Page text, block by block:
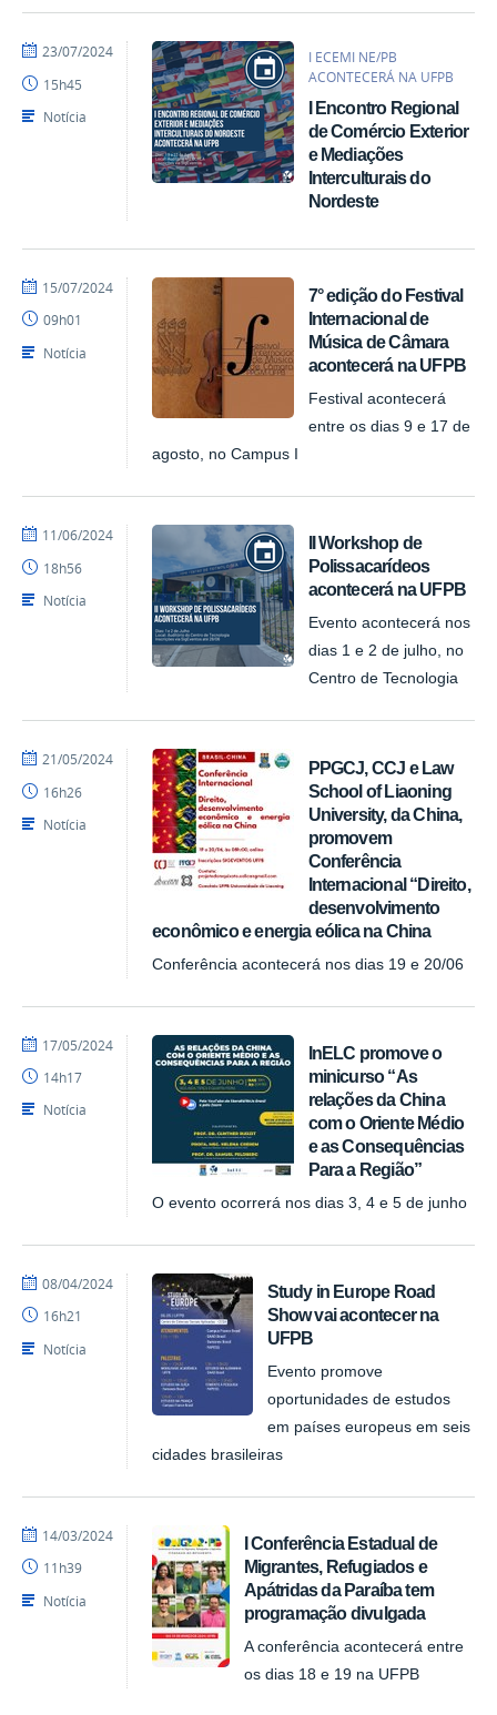
I ECEMI NE/PB
ACONTECERÁ NA UFPB
I Encontro Regional
de Comércio Exterior
e Mediações
Interculturais do
Nordeste
por
publicado
23/07/2024
15h45
Notícia
7° edição do Festival
Internacional de
Música de Câmara
acontecerá na UFPB
Festival acontecerá
entre os dias 9 e 17 de
agosto, no Campus I
por
publicado
15/07/2024
09h01
Notícia
II Workshop de
Polissacarídeos
acontecerá na UFPB
Evento acontecerá nos
dias 1 e 2 de julho, no
Centro de Tecnologia
por
publicado
11/06/2024
18h56
Notícia
PPGCJ, CCJ e Law
School of Liaoning
University, da China,
promovem
Conferência
Internacional “Direito,
desenvolvimento
econômico e energia eólica na China
Conferência acontecerá nos dias 19 e 20/06
por
publicado
21/05/2024
16h26
Notícia
InELC promove o
minicurso “As
relações da China
com o Oriente Médio
e as Consequências
Para a Região”
O evento ocorrerá nos dias 3, 4 e 5 de junho
por
publicado
17/05/2024
14h17
Notícia
Study in Europe Road
Show vai acontecer na
UFPB
Evento promove
oportunidades de estudos
em países europeus em seis
cidades brasileiras
por
publicado
08/04/2024
16h21
Notícia
I Conferência Estadual de
Migrantes, Refugiados e
Apátridas da Paraíba tem
programação divulgada
A conferência acontecerá entre
os dias 18 e 19 na UFPB
por
publicado
14/03/2024
11h39
Notícia